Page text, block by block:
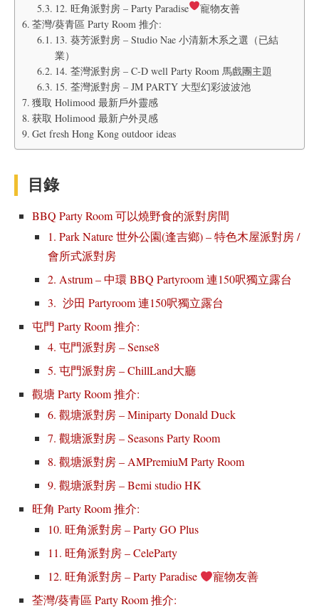
12. 旺角派對房 – Party Paradise
寵物友善
荃灣/葵青區 Party Room 推介:
13. 葵芳派對房 – Studio Nae 小清新木系之選（已結
業）
14. 荃灣派對房 – C-D well Party Room 馬戲團主題
15. 荃灣派對房 – JM PARTY 大型幻彩波波池
獲取 Holimood 最新戶外靈感
获取 Holimood 最新户外灵感
Get fresh Hong Kong outdoor ideas
目錄
BBQ Party Room 可以燒野食的派對房間
1. Park Nature 世外公園(逢吉鄉) – 特色木屋派對房 /
會所式派對房
2. Astrum – 中環 BBQ Partyroom 連150呎獨立露台
3. 沙田 Partyroom 連150呎獨立露台
屯門 Party Room 推介:
4. 屯門派對房 – Sense8
5. 屯門派對房 – ChillLand大廳
觀塘 Party Room 推介:
6. 觀塘派對房 – Miniparty Donald Duck
7. 觀塘派對房 – Seasons Party Room
8. 觀塘派對房 – AMPremiuM Party Room
9. 觀塘派對房 – Bemi studio HK
旺角 Party Room 推介:
10. 旺角派對房 – Party GO Plus
11. 旺角派對房 – CeleParty
12. 旺角派對房 – Party Paradise
寵物友善
荃灣/葵青區 Party Room 推介: